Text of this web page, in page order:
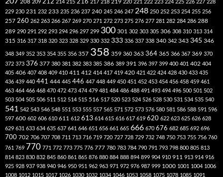
208 209 214 215 217 218 220 221 222 223 224 225 226 227 228
229 230 231 232 233 235 236 237 240 245 246 247 248 250 252 253 254 255 256
257 260 262 263 266 267 269 270 271 272 273 275 276 277 281 282 284 286 288
289 290 291 292 293 294 296 297 299 300 301 302 303 305 306 308 310 313 314
315 316 317 318 320 323 328 329 330 332 333 336 337 338 340 342 343 345 346
348 349 352 353 354 355 356 357 358 359 360 363 364 365 366 367 369 370
372 373 376 377 380 381 382 383 385 386 389 391 396 397 399 400 401 402 404
405 406 407 408 409 410 411 412 414 417 419 420 421 422 424 428 430 433 435
436 439 440 441 444 445 446 447 448 449 450 451 452 453 454 456 458 459 461
463 464 466 468 470 472 473 474 479 481 484 486 488 491 493 494 496 500 501 502
503 504 505 506 511 512 514 515 516 517 520 523 524 526 528 530 531 534 535 540
541 542 543 546 548 551 553 555 557 565 571 572 573 576 580 581 586 588 591 596
597 600 602 606 610 611 612 613 614 615 616 617 619 620 622 623 625 626 628
629 631 633 634 635 637 641 646 651 656 661 665 666 670 676 682 685 692 696
700 702 706 707 708 711 713 716 719 720 727 728 729 732 748 750 753 755 756 760
761 769 770 771 772 773 775 776 777 780 783 784 790 791 793 798 800 805 813
814 823 830 832 845 860 861 865 876 880 884 888 894 899 904 910 911 913 914 916
925 928 937 938 940 946 950 951 962 963 971 972 976 987 999 1000 1001 1004 1006
1008 1012 1015 1017 1026 1030 1032 1034 1046 1053 1058 1075 1078 1085 1091